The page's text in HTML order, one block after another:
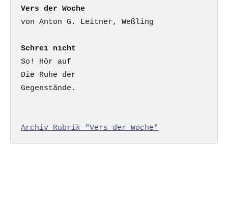
Vers der Woche
Schrei nicht
So! Hör auf
Die Ruhe der
Gegenstände.
Archiv Rubrik "Vers der Woche"